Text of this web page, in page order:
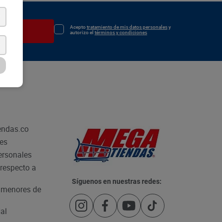
Aceptotratamiento de mis datos personalesy
autorizo el términos y condiciones
a
de
Síguenos en nuestras redes: